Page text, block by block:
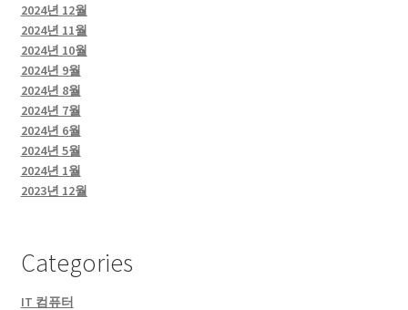
2024년 12월
2024년 11월
2024년 10월
2024년 9월
2024년 8월
2024년 7월
2024년 6월
2024년 5월
2024년 1월
2023년 12월
Categories
IT 컴퓨터